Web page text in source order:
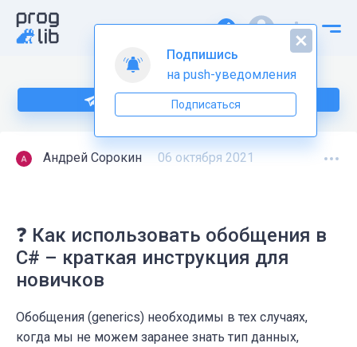
Больше информации по C# тут
Андрей Сорокин 06 октября 2021
❓ Как использовать обобщения в
C# – краткая инструкция для
новичков
Обобщения (generics) необходимы в тех случаях,
когда мы не можем заранее знать тип данных,
Подпишись
на push-уведомления
Подписаться